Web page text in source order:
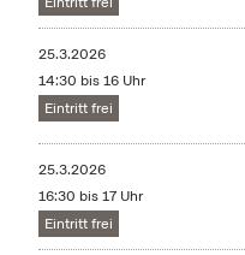
25.3.2026
14:30 bis 16 Uhr
Eintritt frei
25.3.2026
16:30 bis 17 Uhr
Eintritt frei